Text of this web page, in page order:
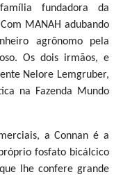
fundadora da
MANAH adubando
agrônomo pela
Os dois irmãos, e
Nelore Lemgruber,
na Fazenda Mundo
a Connan é a
fosfato bicálcico
lhe confere grande